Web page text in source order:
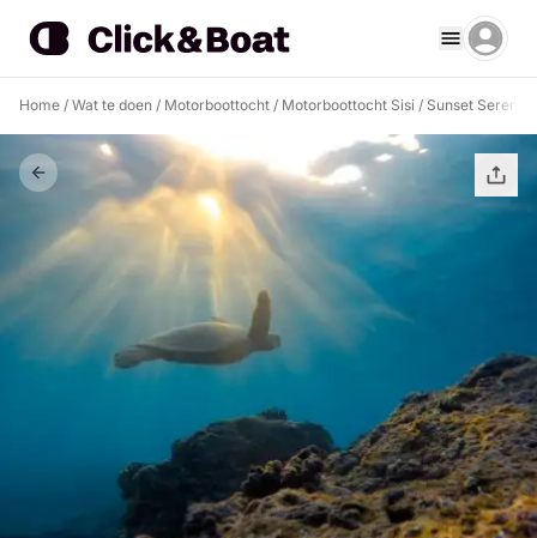
Home / Wat te doen / Motorboottocht / Motorboottocht Sisi / Sunset